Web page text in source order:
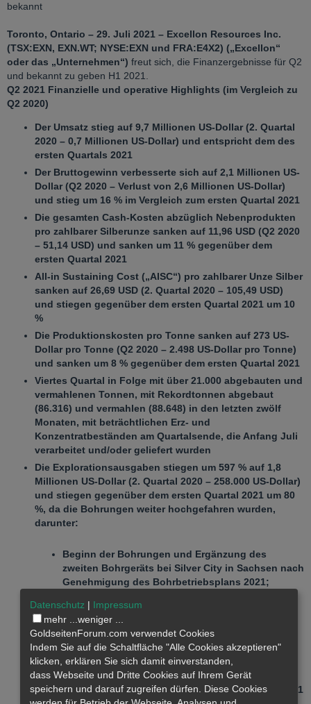
bekannt
Toronto, Ontario – 29. Juli 2021 – Excellon Resources Inc.
(TSX:EXN, EXN.WT; NYSE:EXN und FRA:E4X2) („Excellon“
oder das „Unternehmen“) freut sich, die Finanzergebnisse für Q2
und bekannt zu geben H1 2021.
Q2 2021 Finanzielle und operative Highlights (im Vergleich zu
Q2 2020)
Der Umsatz stieg auf 9,7 Millionen US-Dollar (2. Quartal
2020 – 0,7 Millionen US-Dollar) und entspricht dem des
ersten Quartals 2021
Der Bruttogewinn verbesserte sich auf 2,1 Millionen US-
Dollar (Q2 2020 – Verlust von 2,6 Millionen US-Dollar)
und stieg um 16 % im Vergleich zum ersten Quartal 2021
Die gesamten Cash-Kosten abzüglich Nebenprodukten
pro zahlbarer Silberunze sanken auf 11,96 USD (Q2 2020
– 51,14 USD) und sanken um 11 % gegenüber dem
ersten Quartal 2021
All-in Sustaining Cost („AISC“) pro zahlbarer Unze Silber
sanken auf 26,69 USD (2. Quartal 2020 – 105,49 USD)
und stiegen gegenüber dem ersten Quartal 2021 um 10
%
Die Produktionskosten pro Tonne sanken auf 273 US-
Dollar pro Tonne (Q2 2020 – 2.498 US-Dollar pro Tonne)
und sanken um 8 % gegenüber dem ersten Quartal 2021
Viertes Quartal in Folge mit über 21.000 abgebauten und
vermahlenen Tonnen, mit Rekordtonnen abgebaut
(86.316) und vermahlen (88.648) in den letzten zwölf
Monaten, mit beträchtlichen Erz- und
Konzentratbeständen am Quartalsende, die Anfang Juli
verarbeitet und/oder geliefert wurden
Die Explorationsausgaben stiegen um 597 % auf 1,8
Millionen US-Dollar (2. Quartal 2020 – 258.000 US-Dollar)
und stiegen gegenüber dem ersten Quartal 2021 um 80
%, da die Bohrungen weiter hochgefahren wurden,
darunter:
Beginn der Bohrungen und Ergänzung des
zweiten Bohrgeräts bei Silver City in Sachsen nach
Genehmigung des Bohrbetriebsplans 2021;
Über- und Untertagebohrungen auf mehreren
Zielen bei der Mine Platosa und einem breiteren
Konzessionsgebiet; und
Beginn der Bohrungen beim Oakley-Projekt in
Zusammenarbeit mit und finanziert von Centerra
Gold Inc.
Barmittel und marktgängige Wertpapiere in Höhe von 7,1
Datenschutz | Impressum
mehr ... weniger ...
GoldseitenForum.com verwendet Cookies
Indem Sie auf die Schaltfläche "Alle Cookies akzeptieren"
klicken, erklären Sie sich damit einverstanden,
dass Webseite und Dritte Cookies auf Ihrem Gerät
speichern und darauf zugreifen dürfen. Diese Cookies